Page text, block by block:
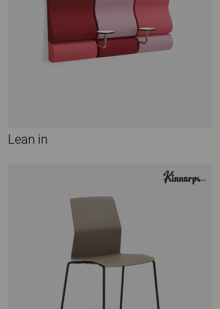
Lean in